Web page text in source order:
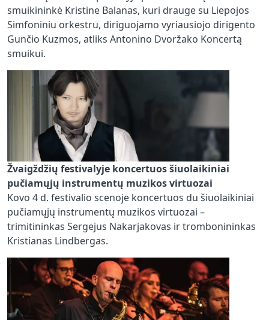
smuikininkė Kristine Balanas, kuri drauge su Liepojos
Simfoniniu orkestru, diriguojamo vyriausiojo dirigento
Gunčio Kuzmos, atliks Antonino Dvoržako Koncertą
smuikui.
Žvaigždžių festivalyje koncertuos šiuolaikiniai
pučiamųjų instrumentų muzikos virtuozai
Kovo 4 d. festivalio scenoje koncertuos du šiuolaikiniai
pučiamųjų instrumentų muzikos virtuozai –
trimitininkas Sergejus Nakarjakovas ir trombonininkas
Kristianas Lindbergas.